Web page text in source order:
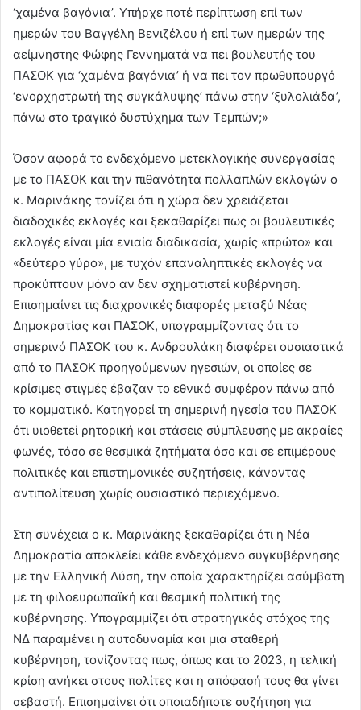
‘χαμένα βαγόνια’. Υπήρχε ποτέ περίπτωση επί των
ημερών του Βαγγέλη Βενιζέλου ή επί των ημερών της
αείμνηστης Φώφης Γεννηματά να πει βουλευτής του
ΠΑΣΟΚ για ‘χαμένα βαγόνια’ ή να πει τον πρωθυπουργό
‘ενορχηστρωτή της συγκάλυψης’ πάνω στην ‘ξυλολιάδα’,
πάνω στο τραγικό δυστύχημα των Τεμπών;»
Όσον αφορά το ενδεχόμενο μετεκλογικής συνεργασίας
με το ΠΑΣΟΚ και την πιθανότητα πολλαπλών εκλογών ο
κ. Μαρινάκης τονίζει ότι η χώρα δεν χρειάζεται
διαδοχικές εκλογές και ξεκαθαρίζει πως οι βουλευτικές
εκλογές είναι μία ενιαία διαδικασία, χωρίς «πρώτο» και
«δεύτερο γύρο», με τυχόν επαναληπτικές εκλογές να
προκύπτουν μόνο αν δεν σχηματιστεί κυβέρνηση.
Επισημαίνει τις διαχρονικές διαφορές μεταξύ Νέας
Δημοκρατίας και ΠΑΣΟΚ, υπογραμμίζοντας ότι το
σημερινό ΠΑΣΟΚ του κ. Ανδρουλάκη διαφέρει ουσιαστικά
από το ΠΑΣΟΚ προηγούμενων ηγεσιών, οι οποίες σε
κρίσιμες στιγμές έβαζαν το εθνικό συμφέρον πάνω από
το κομματικό. Κατηγορεί τη σημερινή ηγεσία του ΠΑΣΟΚ
ότι υιοθετεί ρητορική και στάσεις σύμπλευσης με ακραίες
φωνές, τόσο σε θεσμικά ζητήματα όσο και σε επιμέρους
πολιτικές και επιστημονικές συζητήσεις, κάνοντας
αντιπολίτευση χωρίς ουσιαστικό περιεχόμενο.
Στη συνέχεια ο κ. Μαρινάκης ξεκαθαρίζει ότι η Νέα
Δημοκρατία αποκλείει κάθε ενδεχόμενο συγκυβέρνησης
με την Ελληνική Λύση, την οποία χαρακτηρίζει ασύμβατη
με τη φιλοευρωπαϊκή και θεσμική πολιτική της
κυβέρνησης. Υπογραμμίζει ότι στρατηγικός στόχος της
ΝΔ παραμένει η αυτοδυναμία και μια σταθερή
κυβέρνηση, τονίζοντας πως, όπως και το 2023, η τελική
κρίση ανήκει στους πολίτες και η απόφασή τους θα γίνει
σεβαστή. Επισημαίνει ότι οποιαδήποτε συζήτηση για